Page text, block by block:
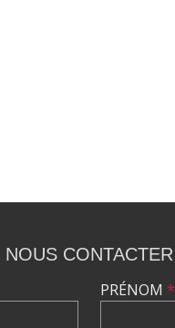
NOUS CONTACTER
PRÉNOM *